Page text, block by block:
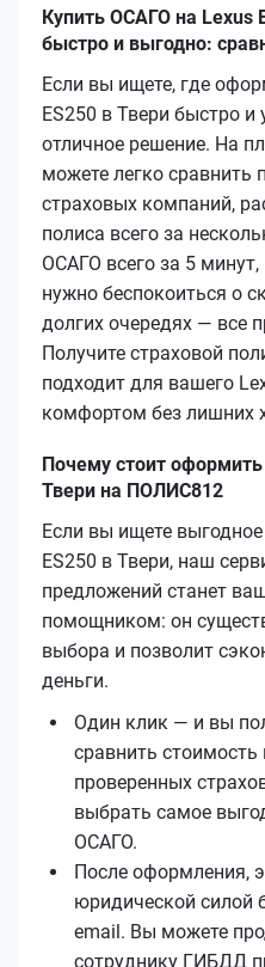
Купить ОСАГО на Lexus
быстро и выгодно:
Если вы ищете, где
ES250 в Твери быстро и
отличное решение. На
можете легко сравнить
страховых компаний,
полиса всего за
ОСАГО всего за 5
нужно беспокоиться о
долгих очередях — все
Получите страховой
подходит для вашего
комфортом без лишних
Почему стоит
Твери на ПОЛИС812
Если вы ищете
ES250 в Твери, наш
предложений станет
помощником: он
выбора и позволит
деньги.
Один клик — и вы
сравнить стоимость
проверенных
выбрать самое
ОСАГО.
После оформления,
юридической силой
email. Вы можете
сотруднику ГИБДД